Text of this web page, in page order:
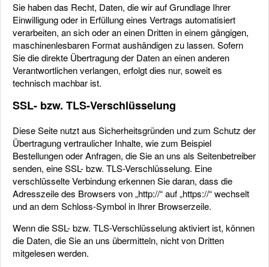
Sie haben das Recht, Daten, die wir auf Grundlage Ihrer
Einwilligung oder in Erfüllung eines Vertrags automatisiert
verarbeiten, an sich oder an einen Dritten in einem gängigen,
maschinenlesbaren Format aushändigen zu lassen. Sofern
Sie die direkte Übertragung der Daten an einen anderen
Verantwortlichen verlangen, erfolgt dies nur, soweit es
technisch machbar ist.
SSL- bzw. TLS-Verschlüsselung
Diese Seite nutzt aus Sicherheitsgründen und zum Schutz der
Übertragung vertraulicher Inhalte, wie zum Beispiel
Bestellungen oder Anfragen, die Sie an uns als Seitenbetreiber
senden, eine SSL- bzw. TLS-Verschlüsselung. Eine
verschlüsselte Verbindung erkennen Sie daran, dass die
Adresszeile des Browsers von „http://“ auf „https://“ wechselt
und an dem Schloss-Symbol in Ihrer Browserzeile.
Wenn die SSL- bzw. TLS-Verschlüsselung aktiviert ist, können
die Daten, die Sie an uns übermitteln, nicht von Dritten
mitgelesen werden.